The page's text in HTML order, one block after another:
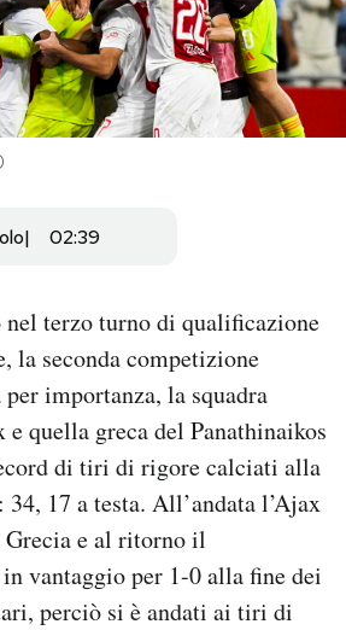
02:39
nel terzo turno di qualificazione
la seconda competizione
importanza, la squadra
e quella greca del Panathinaikos
di tiri di rigore calciati alla
17 a testa. All’andata l’Ajax
e al ritorno il
vantaggio per 1-0 alla fine dei
perciò si è andati ai tiri di